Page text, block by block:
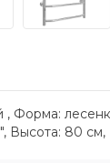
, Форма:
Высота: 80